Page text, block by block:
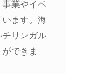
業やイベ
います。海
チリンガル
できま